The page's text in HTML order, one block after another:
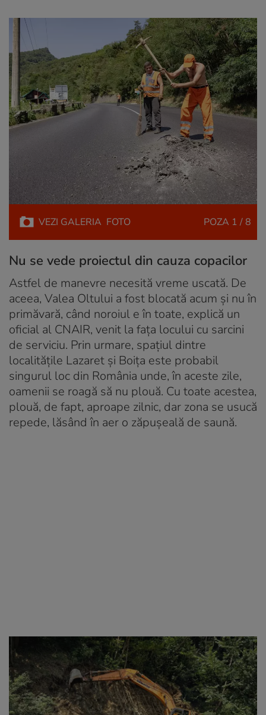
VEZI GALERIA FOTO POZA 1 / 8
Nu se vede proiectul din cauza copacilor
Astfel de manevre necesită vreme uscată. De
aceea, Valea Oltului a fost blocată acum și nu în
primăvară, când noroiul e în toate, explică un
oficial al CNAIR, venit la fața locului cu sarcini
de serviciu. Prin urmare, spațiul dintre
localitățile Lazaret și Boița este probabil
singurul loc din România unde, în aceste zile,
oamenii se roagă să nu plouă. Cu toate acestea,
plouă, de fapt, aproape zilnic, dar zona se usucă
repede, lăsând în aer o zăpușeală de saună.